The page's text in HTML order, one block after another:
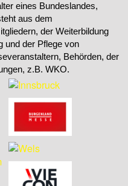
eines Bundeslandes,
aus dem
der Weiterbildung
und der Pflege von
Behörden, der
z.B. WKO.